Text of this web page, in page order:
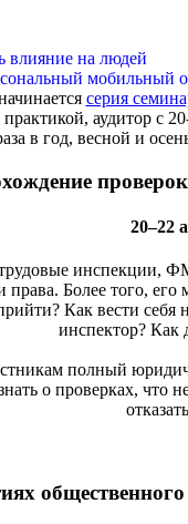
влияние на людей
мобильный
серия
аудитор с
в год, весной и
20–22
инспекции,
права. Более того,
Как вести
инспектор? Как
полный
о проверках,